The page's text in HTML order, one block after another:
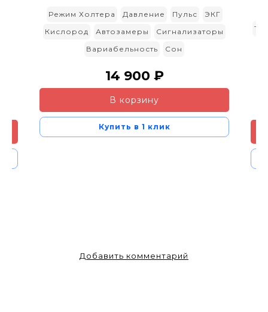
Режим Холтера Давление Пульс
ЭКГ
Кислород
Автозамеры
Сигнализаторы
Вариабельность
Сон
14 900 ₽
В корзину
Купить в 1 клик
Добавить комментарий